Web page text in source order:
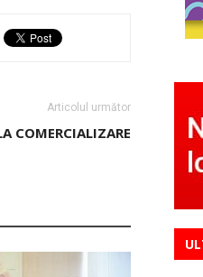
Articolul următor
­COMERCIALIZARE